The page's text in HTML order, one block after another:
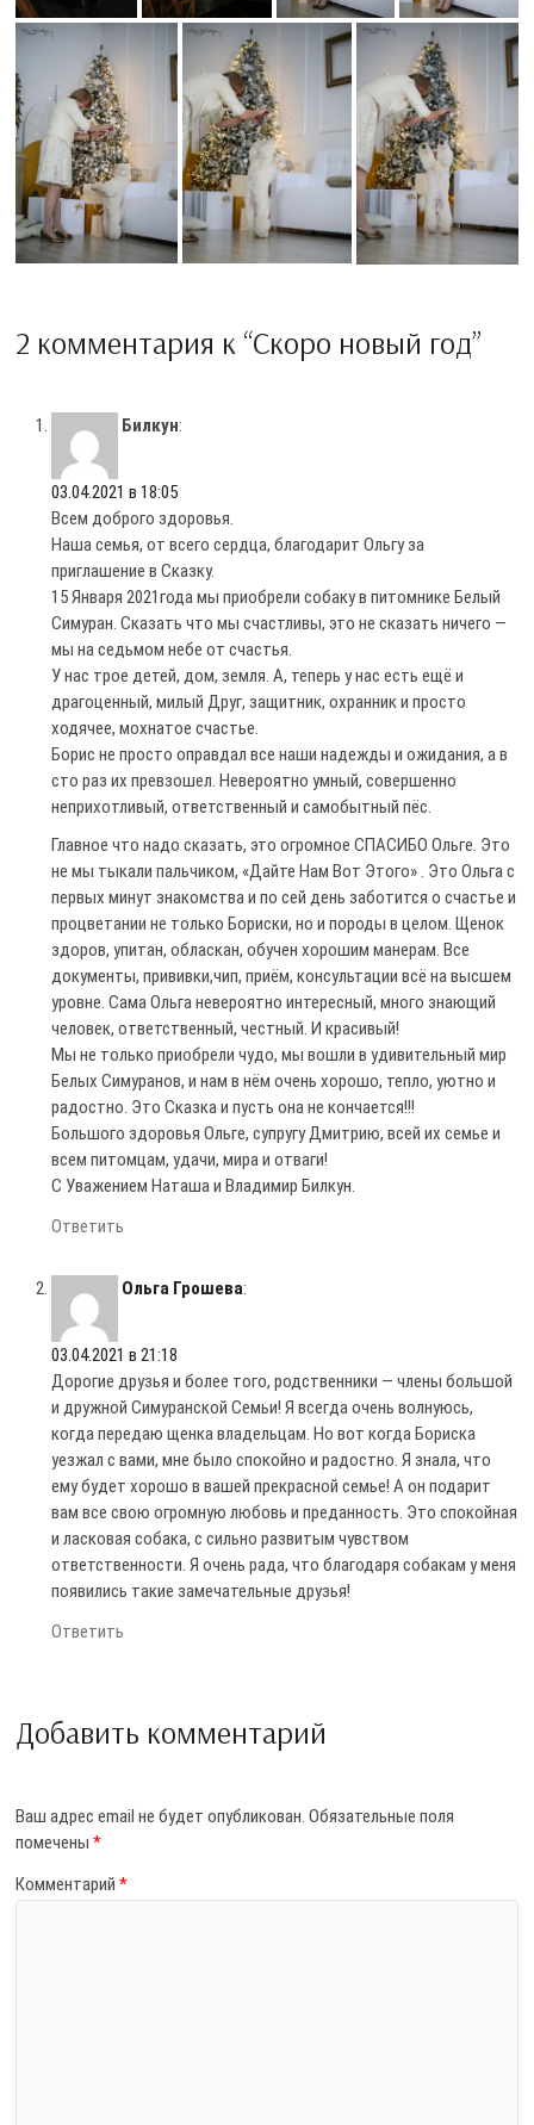
2 комментария к “Скоро новый год”
Билкун:
03.04.2021 в 18:05
Всем доброго здоровья.
Наша семья, от всего сердца, благодарит Ольгу за
приглашение в Сказку.
15 Января 2021года мы приобрели собаку в питомнике Белый
Симуран. Сказать что мы счастливы, это не сказать ничего —
мы на седьмом небе от счастья.
У нас трое детей, дом, земля. А, теперь у нас есть ещё и
драгоценный, милый Друг, защитник, охранник и просто
ходячее, мохнатое счастье.
Борис не просто оправдал все наши надежды и ожидания, а в
сто раз их превзошел. Невероятно умный, совершенно
неприхотливый, ответственный и самобытный пёс.
Главное что надо сказать, это огромное СПАСИБО Ольге. Это
не мы тыкали пальчиком, «Дайте Нам Вот Этого» . Это Ольга с
первых минут знакомства и по сей день заботится о счастье и
процветании не только Бориски, но и породы в целом. Щенок
здоров, упитан, обласкан, обучен хорошим манерам. Все
документы, прививки,чип, приём, консультации всё на высшем
уровне. Сама Ольга невероятно интересный, много знающий
человек, ответственный, честный. И красивый!
Мы не только приобрели чудо, мы вошли в удивительный мир
Белых Симуранов, и нам в нём очень хорошо, тепло, уютно и
радостно. Это Сказка и пусть она не кончается!!!
Большого здоровья Ольге, супругу Дмитрию, всей их семье и
всем питомцам, удачи, мира и отваги!
С Уважением Наташа и Владимир Билкун.
Ответить
Ольга Грошева:
03.04.2021 в 21:18
Дорогие друзья и более того, родственники — члены большой
и дружной Симуранской Семьи! Я всегда очень волнуюсь,
когда передаю щенка владельцам. Но вот когда Бориска
уезжал с вами, мне было спокойно и радостно. Я знала, что
ему будет хорошо в вашей прекрасной семье! А он подарит
вам все свою огромную любовь и преданность. Это спокойная
и ласковая собака, с сильно развитым чувством
ответственности. Я очень рада, что благодаря собакам у меня
появились такие замечательные друзья!
Ответить
Добавить комментарий
Ваш адрес email не будет опубликован. Обязательные поля
помечены*
Комментарий*